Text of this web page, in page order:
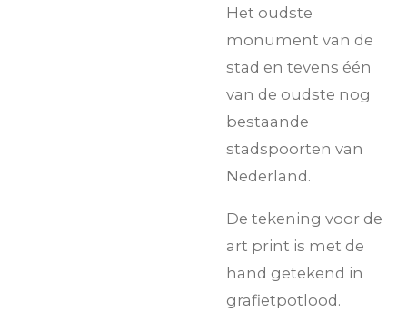
Het oudste
monument van de
stad en tevens één
van de oudste nog
bestaande
stadspoorten van
Nederland.
De tekening voor de
art print is met de
hand getekend in
grafietpotlood.